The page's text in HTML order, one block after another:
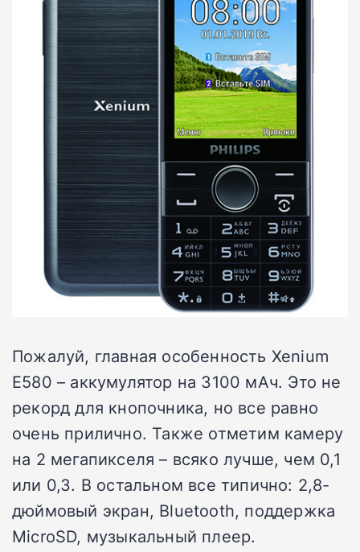
Пожалуй, главная особенность Xenium
E580 – аккумулятор на 3100 мАч. Это не
рекорд для кнопочника, но все равно
очень прилично. Также отметим камеру
на 2 мегапикселя – всяко лучше, чем 0,1
или 0,3. В остальном все типично: 2,8-
дюймовый экран, Bluetooth, поддержка
MicroSD, музыкальный плеер.